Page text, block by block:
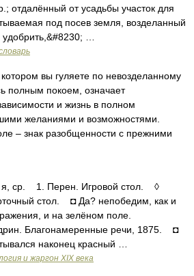
отдалённый от усадьбы участок для
под посев земля, возделанный
удобрить,&#8230; …
вы гуляете по невозделанному
полным покоем, означает
и жизнь в полном
желаниями и возможностями.
– знак разобщенности с прежними
1. Перен. Игровой стол. ◊
стол. ◘ Да? непобедим, как и
и на зелёном поле.
Благонамеренные речи, 1875. ◘
наконец красный …
и жаргон XIX века